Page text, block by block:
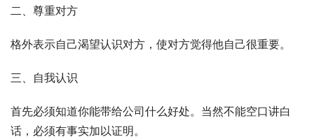
二、尊重对方
格外表示自己渴望认识对方，使对方觉得他自己很重要。
三、自我认识
首先必须知道你能带给公司什么好处。当然不能空口讲白
话，必须有事实加以证明。